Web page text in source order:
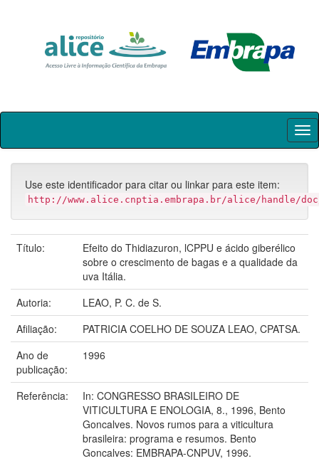
Skip
Use este identificador para citar ou linkar para este item:
http://www.alice.cnptia.embrapa.br/alice/handle/
Título:
Efeito do Thidiazuron, lCPPU e ácido giberélico
sobre o crescimento de bagas e a qualidade da
uva Itália.
Autoria:
LEAO, P. C. de S.
Afiliação:
PATRICIA COELHO DE SOUZA LEAO, CPATSA.
Ano de
publicação:
1996
Referência:
In: CONGRESSO BRASILEIRO DE
VITICULTURA E ENOLOGIA, 8., 1996, Bento
Goncalves. Novos rumos para a viticultura
brasileira: programa e resumos. Bento
Goncalves: EMBRAPA-CNPUV, 1996.